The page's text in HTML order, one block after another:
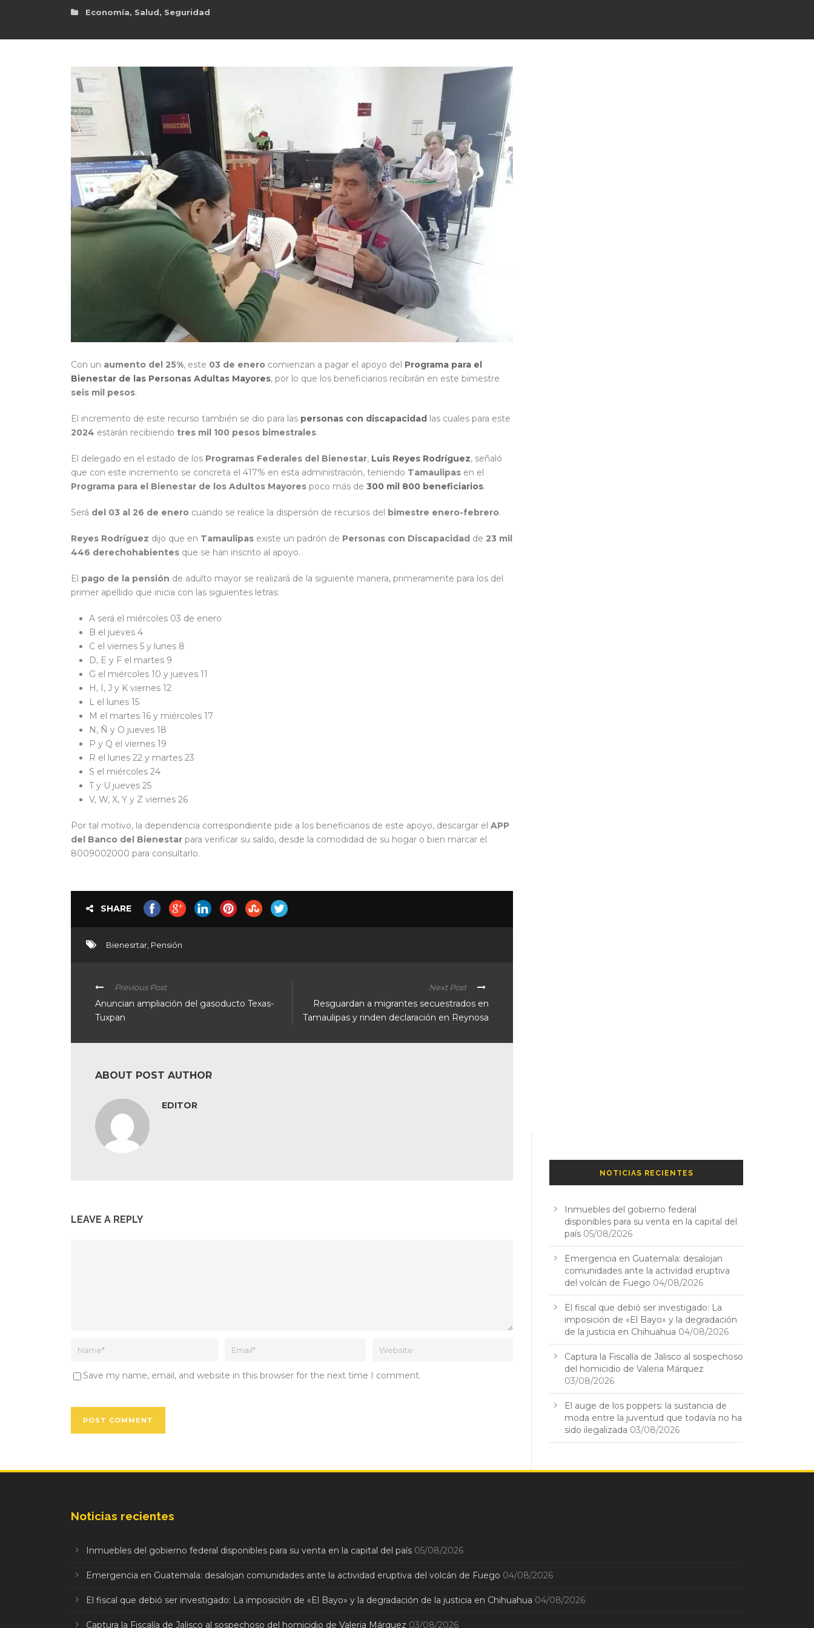
Economía, Salud, Seguridad
Con un aumento del 25%, este 03 de enero comienzan a pagar el apoyo del Programa para el
Bienestar de las Personas Adultas Mayores, por lo que los beneficiarios recibirán en este bimestre
seis mil pesos.
El incremento de este recurso también se dio para las personas con discapacidad
las cuales para este
2024 estarán recibiendo tres mil 100 pesos bimestrales.
El delegado en el estado de los Programas Federales del Bienestar, Luis Reyes Rodríguez, señaló
que con este incremento se concreta el 417% en esta administración, teniendo Tamaulipas en el
Programa para el Bienestar de los Adultos Mayores poco más de 300 mil 800 beneficiarios.
Será del 03 al 26 de enero cuando se realice la dispersión de recursos del bimestre enero-febrero.
Reyes Rodríguez dijo que en Tamaulipas existe un padrón de Personas con Discapacidad de 23 mil
446 derechohabientes que se han inscrito al apoyo.
El pago de la pensión de adulto mayor se realizará de la siguiente manera, primeramente para los del
primer apellido que inicia con las siguientes letras:
A será el miércoles 03 de enero
B el jueves 4
C el viernes 5 y lunes 8
D, E y F el martes 9
G el miércoles 10 y jueves 11
H, I, J y K viernes 12
L el lunes 15
M el martes 16 y miércoles 17
N, Ñ y O jueves 18
P y Q el viernes 19
R el lunes 22 y martes 23
S el miércoles 24
T y U jueves 25
V, W, X, Y y Z viernes 26
Por tal motivo, la dependencia correspondiente pide a los beneficiarios de este apoyo, descargar el APP
del Banco del Bienestar para verificar su saldo, desde la comodidad de su hogar o bien marcar el
8009002000 para consultarlo.
SHARE
Bienesrtar, Pensión
Previous Post
Anuncian ampliación del gasoducto Texas-
Tuxpan
Next Post
Resguardan a migrantes secuestrados en
Tamaulipas y rinden declaración en Reynosa
ABOUT POST AUTHOR
EDITOR
LEAVE A REPLY
Save my name, email, and website in this browser for the next time I comment.
NOTICIAS RECIENTES
Inmuebles del gobierno federal
disponibles para su venta en la capital del
país 05/08/2026
Emergencia en Guatemala: desalojan
comunidades ante la actividad eruptiva
del volcán de Fuego 04/08/2026
El fiscal que debió ser investigado: La
imposición de «El Bayo» y la degradación
de la justicia en Chihuahua 04/08/2026
Captura la Fiscalía de Jalisco al sospechoso
del homicidio de Valeria Márquez
03/08/2026
El auge de los poppers: la sustancia de
moda entre la juventud que todavía no ha
sido ilegalizada 03/08/2026
Noticias recientes
Inmuebles del gobierno federal disponibles para su venta en la capital del país 05/08/2026
Emergencia en Guatemala: desalojan comunidades ante la actividad eruptiva del volcán de Fuego 04/08/2026
El fiscal que debió ser investigado: La imposición de «El Bayo» y la degradación de la justicia en Chihuahua 04/08/2026
Captura la Fiscalía de Jalisco al sospechoso del homicidio de Valeria Márquez 03/08/2026